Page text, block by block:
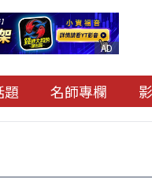
AD
題 名師專欄